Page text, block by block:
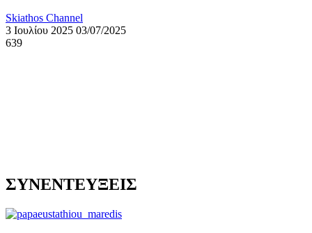
Skiathos Channel
3 Ιουλίου 2025 03/07/2025
639
ΣΥΝΕΝΤΕΥΞΕΙΣ